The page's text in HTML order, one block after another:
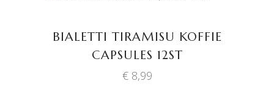
BIALETTI TIRAMISU KOFFIE
CAPSULES 12ST
€8,99